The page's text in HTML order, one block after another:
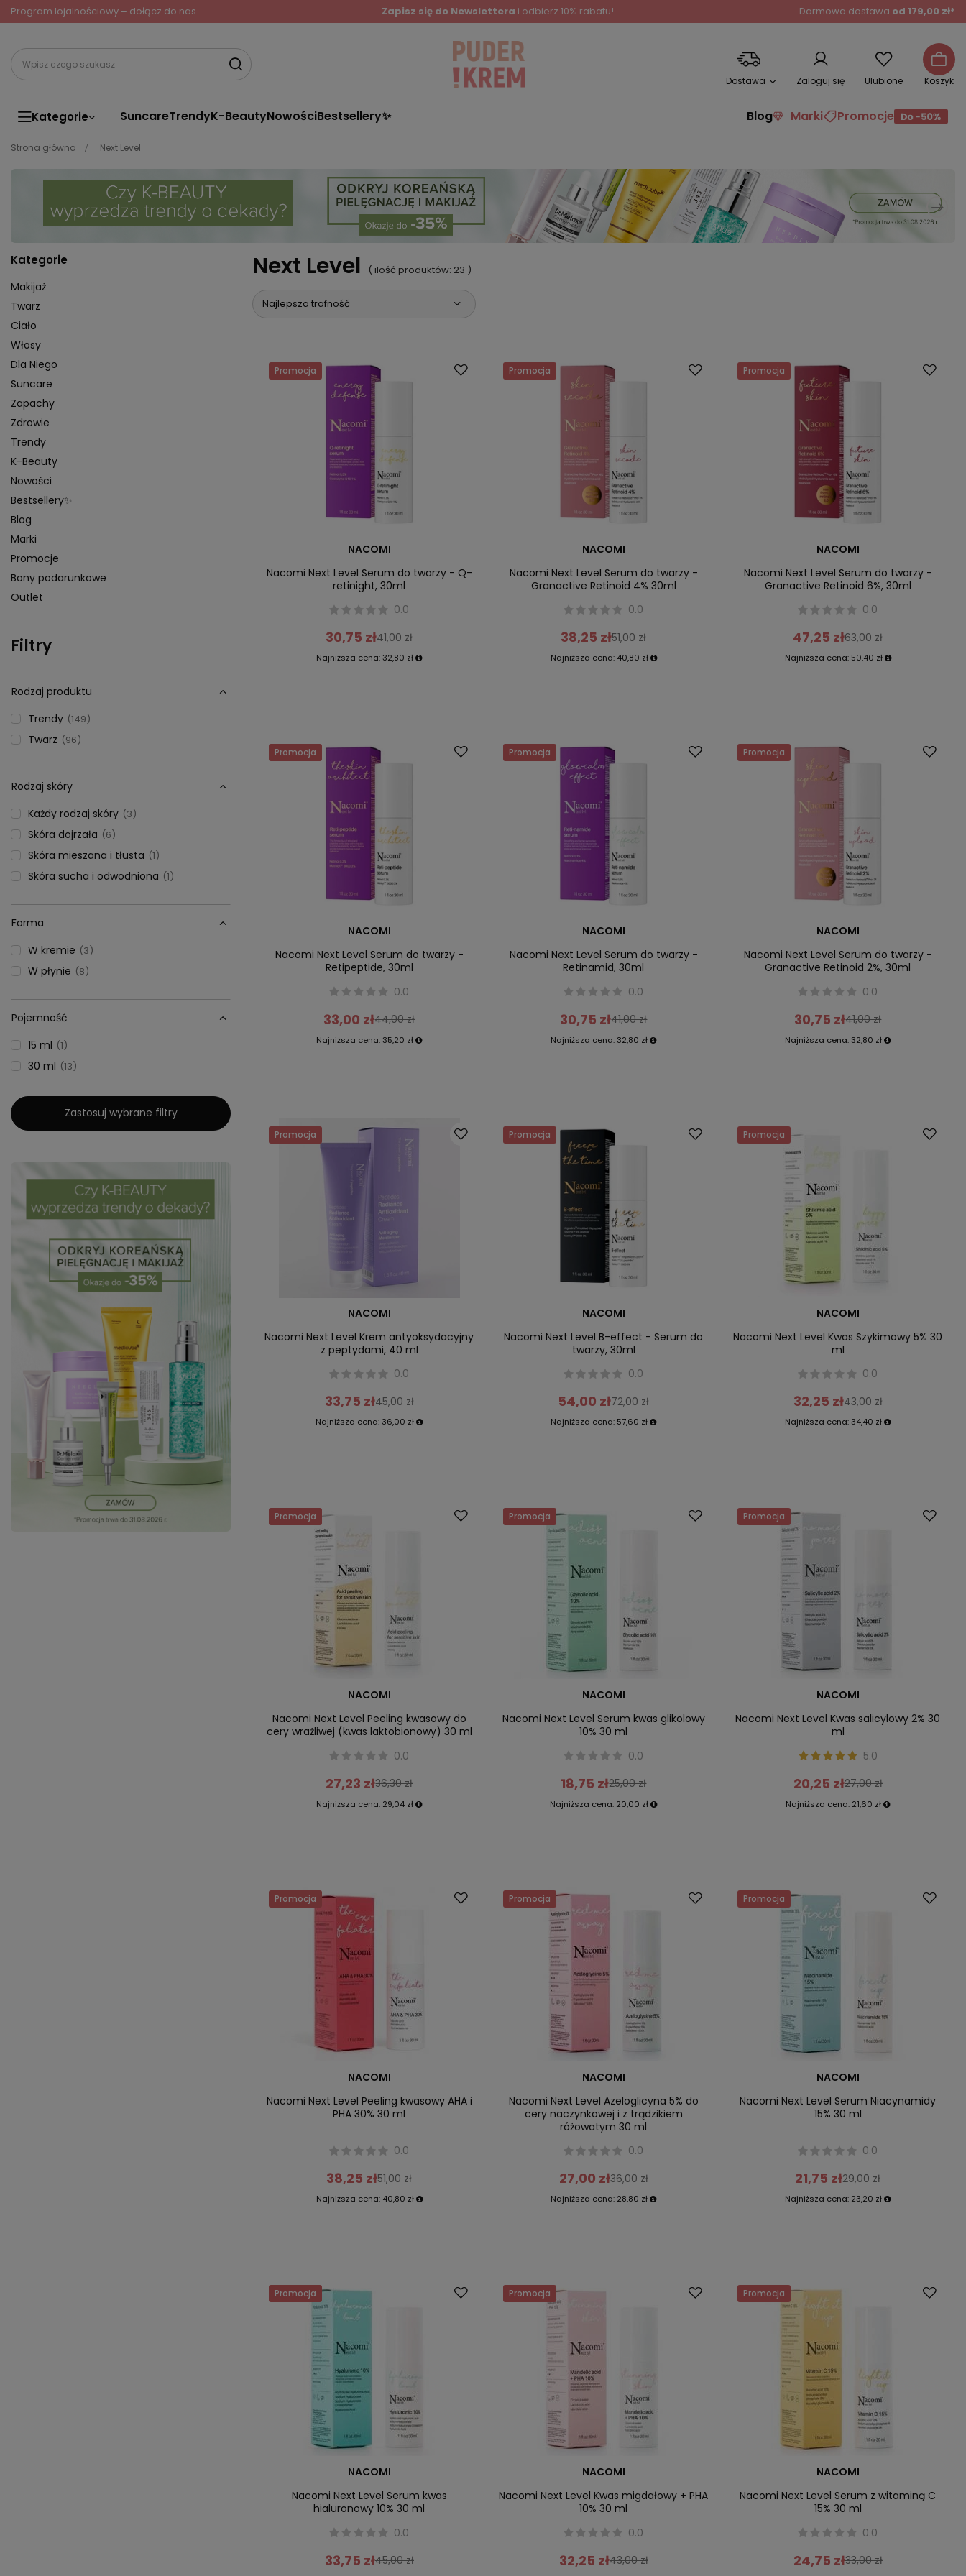
Program lojalnościowy – dołącz do nas Zapisz się do Newslettera i odbierz 10% rabatu! Darmowa dostawa od 179,00 zł*
Dostawa Zaloguj się Ulubione Koszyk
Kategorie SuncareTrendyK-BeautyNowościBestsellery✨ Blog Marki Promocje
Strona główna Next Level
Kategorie
Makijaż
Twarz
Ciało
Włosy
Dla Niego
Suncare
Zapachy
Zdrowie
Trendy
K-Beauty
Nowości
Bestsellery✨
Blog
Marki
Promocje
Bony podarunkowe
Outlet
Filtry
Rodzaj produktu
Trendy 149
Twarz 96
Rodzaj skóry
Każdy rodzaj skóry
3
Skóra dojrzała 6
Skóra mieszana i tłusta 1
Skóra sucha i odwodniona 1
Forma
W kremie
3
W płynie 8
Pojemność
15 ml
1
30 ml 13
Zastosuj wybrane filtry
Next Level ( ilość produktów: 23 )
Najlepsza trafność
Promocja
NACOMI
Nacomi Next Level Serum do twarzy - Q-
retinight, 30ml
0.0
30,75 zł41,00 zł
Najniższa cena: 32,80 zł
Promocja
NACOMI
Nacomi Next Level Serum do twarzy -
Granactive Retinoid 4% 30ml
0.0
38,25 zł51,00 zł
Najniższa cena: 40,80 zł
Promocja
NACOMI
Nacomi Next Level Serum do twarzy -
Granactive Retinoid 6%, 30ml
0.0
47,25 zł63,00 zł
Najniższa cena: 50,40 zł
Promocja
NACOMI
Nacomi Next Level Serum do twarzy -
Retipeptide, 30ml
0.0
33,00 zł44,00 zł
Najniższa cena: 35,20 zł
Promocja
NACOMI
Nacomi Next Level Serum do twarzy -
Retinamid, 30ml
0.0
30,75 zł41,00 zł
Najniższa cena: 32,80 zł
Promocja
NACOMI
Nacomi Next Level Serum do twarzy -
Granactive Retinoid 2%, 30ml
0.0
30,75 zł41,00 zł
Najniższa cena: 32,80 zł
Promocja
NACOMI
Nacomi Next Level Krem antyoksydacyjny
z peptydami, 40 ml
0.0
33,75 zł45,00 zł
Najniższa cena: 36,00 zł
Promocja
NACOMI
Nacomi Next Level B-effect - Serum do
twarzy, 30ml
0.0
54,00 zł72,00 zł
Najniższa cena: 57,60 zł
Promocja
NACOMI
Nacomi Next Level Kwas Szykimowy 5% 30
ml
0.0
32,25 zł43,00 zł
Najniższa cena: 34,40 zł
Promocja
NACOMI
Nacomi Next Level Peeling kwasowy do
cery wrażliwej (kwas laktobionowy) 30 ml
0.0
27,23 zł36,30 zł
Najniższa cena: 29,04 zł
Promocja
NACOMI
Nacomi Next Level Serum kwas glikolowy
10% 30 ml
0.0
18,75 zł25,00 zł
Najniższa cena: 20,00 zł
Promocja
NACOMI
Nacomi Next Level Kwas salicylowy 2% 30
ml
5.0
20,25 zł27,00 zł
Najniższa cena: 21,60 zł
Promocja
NACOMI
Nacomi Next Level Peeling kwasowy AHA i
PHA 30% 30 ml
0.0
38,25 zł51,00 zł
Najniższa cena: 40,80 zł
Promocja
NACOMI
Nacomi Next Level Azeloglicyna 5% do
cery naczynkowej i z trądzikiem
różowatym 30 ml
0.0
27,00 zł36,00 zł
Najniższa cena: 28,80 zł
Promocja
NACOMI
Nacomi Next Level Serum Niacynamidy
15% 30 ml
0.0
21,75 zł29,00 zł
Najniższa cena: 23,20 zł
Promocja
NACOMI
Nacomi Next Level Serum kwas
hialuronowy 10% 30 ml
0.0
33,75 zł45,00 zł
Promocja
NACOMI
Nacomi Next Level Kwas migdałowy + PHA
10% 30 ml
0.0
32,25 zł43,00 zł
Promocja
NACOMI
Nacomi Next Level Serum z witaminą C
15% 30 ml
0.0
24,75 zł33,00 zł